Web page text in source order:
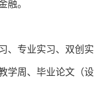
融。
、专业实习、双创实
学周、毕业论文（设